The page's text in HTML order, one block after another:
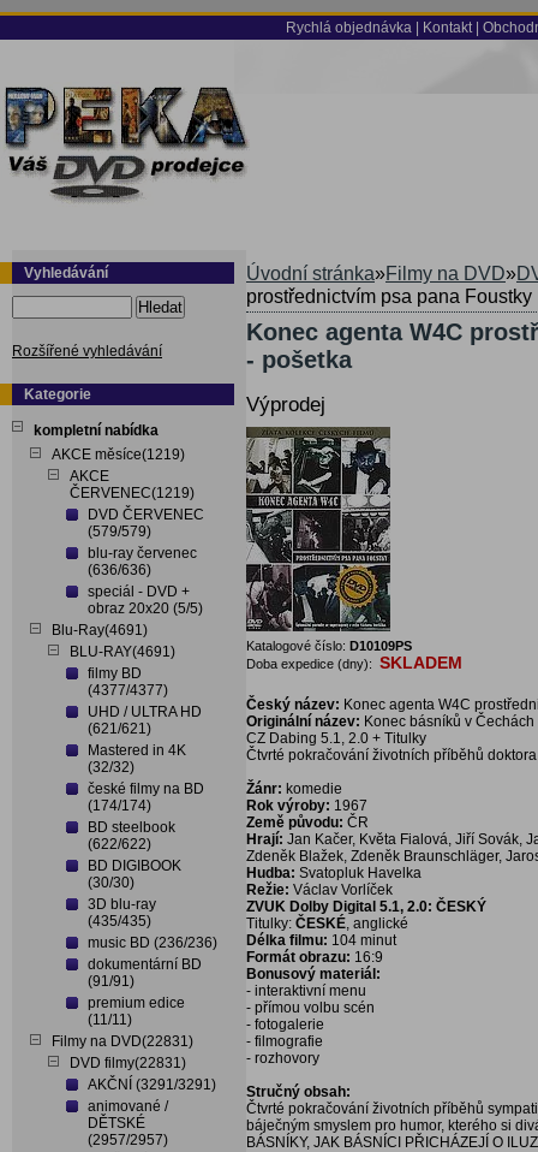
Rychlá objednávka Kontakt
Vyhledávání
Hledat
Rozšířené vyhledávání
Kategorie
kompletní nabídka
AKCE měsíce(1219)
AKCE
ČERVENEC(1219)
DVD ČERVENEC
(579/579)
blu-ray červenec
(636/636)
speciál - DVD +
obraz 20x20 (5/5)
Blu-Ray(4691)
BLU-RAY(4691)
filmy BD
(4377/4377)
UHD / ULTRA HD
(621/621)
Mastered in 4K
(32/32)
české filmy na BD
(174/174)
BD steelbook
(622/622)
BD DIGIBOOK
(30/30)
3D blu-ray
(435/435)
music BD (236/236)
dokumentární BD
(91/91)
premium edice
(11/11)
Filmy na DVD(22831)
DVD filmy(22831)
AKČNÍ (3291/3291)
animované /
DĚTSKÉ
(2957/2957)
Úvodní stránka»Filmy na DVD»
prostřednictvím psa pana
Konec agenta W4C
- pošetka
Výprodej
Katalogové číslo: D10109PS
Doba expedice (dny): SKLADEM
Český název: Konec agenta W4C
Originální název: Konec básníků v Čechách
CZ Dabing 5.1, 2.0 + Titulky
Čtvrté pokračování životních příběhů
Žánr: komedie
Rok výroby: 1967
Země původu: ČR
Hrají: Jan Kačer, Květa Fialová, Jiří Sovák,
Zdeněk Blažek, Zdeněk Braunschläger,
Hudba: Svatopluk Havelka
Režie: Václav Vorlíček
ZVUK Dolby Digital 5.1, 2.0: ČESKÝ
Titulky: ČESKÉ, anglické
Délka filmu: 104 minut
Formát obrazu: 16:9
Bonusový materiál:
- interaktivní menu
- přímou volbu scén
- fotogalerie
- filmografie
- rozhovory
Stručný obsah:
Čtvrté pokračování životních příběhů
báječným smyslem pro humor, kterého si
BÁSNÍKY, JAK BÁSNÍCI PŘICHÁZEJÍ O